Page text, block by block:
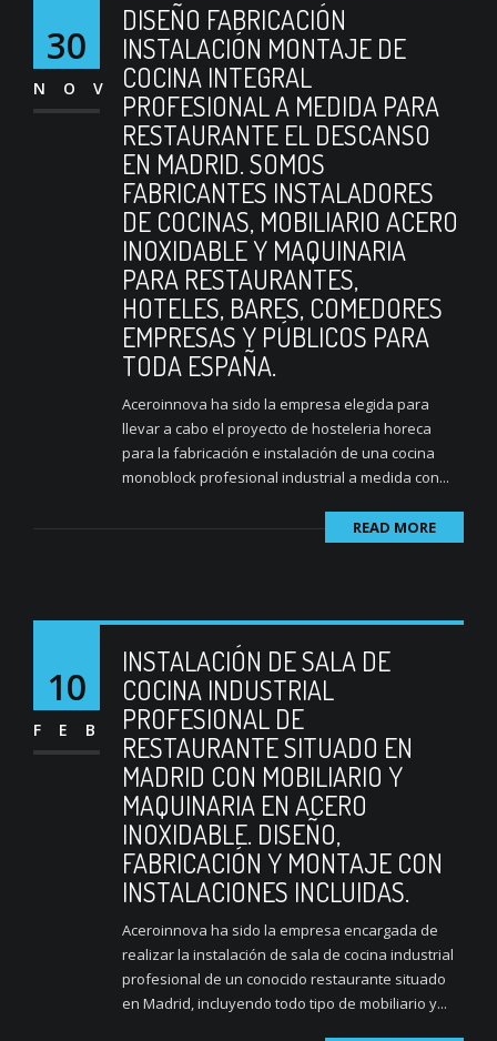
30
NOV
DISEÑO FABRICACIÓN
INSTALACIÓN MONTAJE DE
COCINA INTEGRAL
PROFESIONAL A MEDIDA PARA
RESTAURANTE EL DESCANSO
EN MADRID. SOMOS
FABRICANTES INSTALADORES
DE COCINAS, MOBILIARIO ACERO
INOXIDABLE Y MAQUINARIA
PARA RESTAURANTES,
HOTELES, BARES, COMEDORES
EMPRESAS Y PÚBLICOS PARA
TODA ESPAÑA.
Aceroinnova ha sido la empresa elegida para
llevar a cabo el proyecto de hosteleria horeca
para la fabricación e instalación de una cocina
monoblock profesional industrial a medida con...
READ MORE
10
FEB
INSTALACIÓN DE SALA DE
COCINA INDUSTRIAL
PROFESIONAL DE
RESTAURANTE SITUADO EN
MADRID CON MOBILIARIO Y
MAQUINARIA EN ACERO
INOXIDABLE. DISEÑO,
FABRICACIÓN Y MONTAJE CON
INSTALACIONES INCLUIDAS.
Aceroinnova ha sido la empresa encargada de
realizar la instalación de sala de cocina industrial
profesional de un conocido restaurante situado
en Madrid, incluyendo todo tipo de mobiliario y...